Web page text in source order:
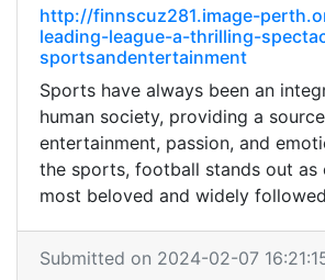
http://finnscuz281.image-
leading-league-a-thrilling-
sportsandentertainment
Sports have always been an
human society, providing a
entertainment, passion, and
the sports, football stands out as
most beloved and widely
Submitted on 2024-02-07